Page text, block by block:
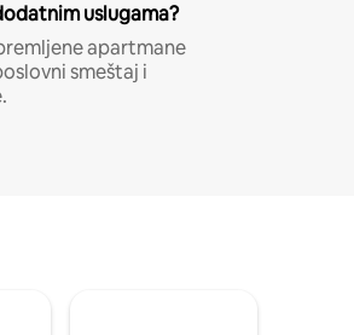
uslugama?
apartmane
smeštaj i